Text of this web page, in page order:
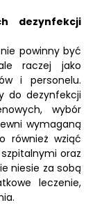
dezynfekcji
powinny być
raczej jako
i personelu.
do dezynfekcji
wybór
wymaganą
również wziąć
oraz
niesie za sobą
leczenie,